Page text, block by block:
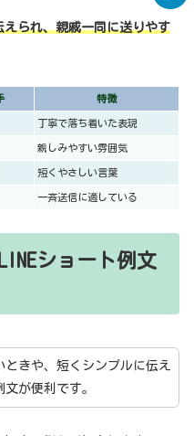
られ、親戚一同に送りやす
特徴
丁寧で落ち着いた表現
親しみやすい雰囲気
短くやさしい言葉
一斉送信に適している
ショート例文
きや、短くシンプルに伝え
が便利です。